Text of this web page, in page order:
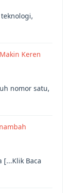
Keren
nomor satu,
[...Klik Baca